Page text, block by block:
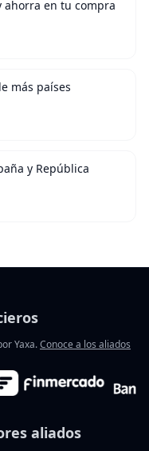
ahorra en tu compra
más países
y República
Yaxa.Conoce a los aliados
aliados